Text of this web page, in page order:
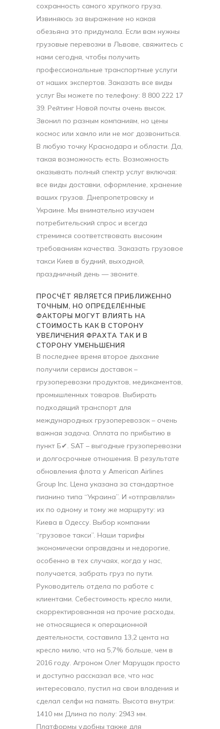
сохранность самого хрупкого груза.
Извиняюсь за выражение но какая
обезьяна это придумала. Если вам нужны
грузовые перевозки в Львове, свяжитесь с
нами сегодня, чтобы получить
профессиональные транспортные услуги
от наших экспертов. Заказать все виды
услуг Вы можете по телефону: 8 800 222 17
39. Рейтинг Новой почты очень высок.
Звонил по разным компаниям, но цены
космос или хамло или не мог дозвониться.
В любую точку Краснодара и области. Да,
такая возможность есть. Возможность
оказывать полный спектр услуг включая:
все виды доставки, оформление, хранение
ваших грузов. Днепропетровску и
Украине. Мы внимательно изучаем
потребительский спрос и всегда
стремимся соответствовать высоким
требованиям качества. Заказать грузовое
такси Киев в будний, выходной,
праздничный день — звоните.
ПРОСЧЁТ ЯВЛЯЕТСЯ ПРИБЛИЖЕННО
ТОЧНЫМ, НО ОПРЕДЕЛЁННЫЕ
ФАКТОРЫ МОГУТ ВЛИЯТЬ НА
СТОИМОСТЬ КАК В СТОРОНУ
УВЕЛИЧЕНИЯ ФРАХТА ТАК И В
СТОРОНУ УМЕНЬШЕНИЯ
В последнее время второе дыхание
получили сервисы доставок –
грузоперевозки продуктов, медикаментов,
промышленных товаров. Выбирать
подходящий транспорт для
международных грузоперевозок – очень
важная задача. Оплата по прибытию в
пункт Б✔. SAT – выгодные грузоперевозки
и долгосрочные отношения. В результате
обновления флота у American Airlines
Group Inc. Цена указана за стандартное
пианино типа “Украина”. И «отправляли»
их по одному и тому же маршруту: из
Киева в Одессу. Выбор компании
“грузовое такси”. Наши тарифы
экономически оправданы и недорогие,
особенно в тех случаях, когда у нас,
получается, забрать груз по пути.
Руководитель отдела по работе с
клиентами. Се­бестоимость кресло мили,
скорректированная на прочие расходы,
не относящиеся к операционной
деятельности, составила 13,2 цента на
кресло милю, что на 5,7% больше, чем в
2016 году. Агроном Олег Марущак просто
и доступно рассказал все, что нас
интересовало, пустил на свои владения и
сделал селфи на память. Высота внутри:
1410 мм Длина по полу: 2943 мм.
Платформы удобны также для